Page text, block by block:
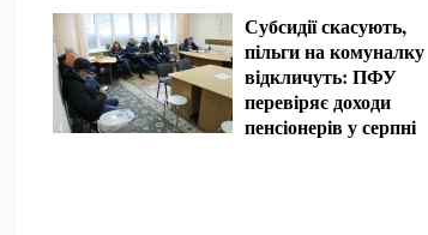
Субсидії скасують,
пільги на комуналку
відкличуть: ПФУ
перевіряє доходи
пенсіонерів у серпні